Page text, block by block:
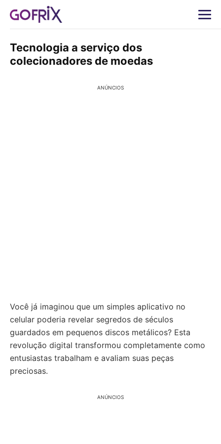
Tecnologia a serviço dos
colecionadores de moedas
ANÚNCIOS
Você já imaginou que um simples aplicativo no
celular poderia revelar segredos de séculos
guardados em pequenos discos metálicos? Esta
revolução digital transformou completamente como
entusiastas trabalham e avaliam suas peças
preciosas.
ANÚNCIOS